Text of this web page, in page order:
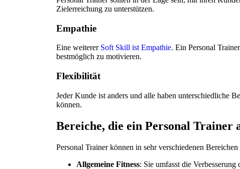
Zielerreichung zu unterstützen.
Empathie
Eine weiterer Soft Skill ist Empathie. Ein Personal
bestmöglich zu motivieren.
Flexibilität
Jeder Kunde ist anders und alle haben unterschiedliche
können.
Bereiche, die ein Personal Trainer
Personal Trainer können in sehr verschiedenen
Allgemeine Fitness: Sie umfasst die